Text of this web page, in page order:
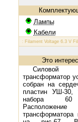
Лампы
Кабели
КТ 88: Filament Voltage 6.3 V
Это
Силовой
трансформатор
собран на
пластин УШ-30,
набора
Расположение
трансформатора